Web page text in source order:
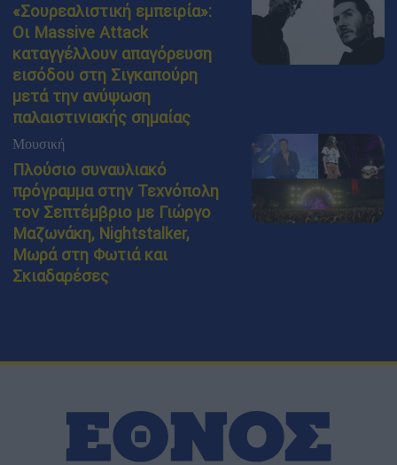
«Σουρεαλιστική εμπειρία»:
Οι Massive Attack
καταγγέλλουν απαγόρευση
εισόδου στη Σιγκαπούρη
μετά την ανύψωση
παλαιστινιακής σημαίας
Μουσική
Πλούσιο συναυλιακό
πρόγραμμα στην Τεχνόπολη
τον Σεπτέμβριο με Γιώργο
Μαζωνάκη, Nightstalker,
Μωρά στη Φωτιά και
Σκιαδαρέσες